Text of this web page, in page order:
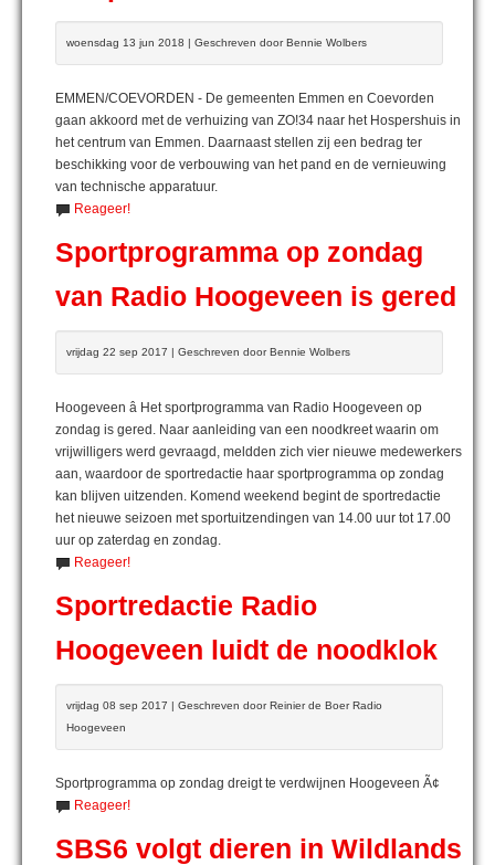
woensdag 13 jun 2018 | Geschreven door Bennie Wolbers
EMMEN/COEVORDEN - De gemeenten Emmen en Coevorden
gaan akkoord met de verhuizing van ZO!34 naar het Hospershuis in
het centrum van Emmen. Daarnaast stellen zij een bedrag ter
beschikking voor de verbouwing van het pand en de vernieuwing
van technische apparatuur.
Reageer!
Sportprogramma op zondag
van Radio Hoogeveen is gered
vrijdag 22 sep 2017 | Geschreven door Bennie Wolbers
Hoogeveen â Het sportprogramma van Radio Hoogeveen op
zondag is gered. Naar aanleiding van een noodkreet waarin om
vrijwilligers werd gevraagd, meldden zich vier nieuwe medewerkers
aan, waardoor de sportredactie haar sportprogramma op zondag
kan blijven uitzenden. Komend weekend begint de sportredactie
het nieuwe seizoen met sportuitzendingen van 14.00 uur tot 17.00
uur op zaterdag en zondag.
Reageer!
Sportredactie Radio
Hoogeveen luidt de noodklok
vrijdag 08 sep 2017 | Geschreven door Reinier de Boer Radio
Hoogeveen
Sportprogramma op zondag dreigt te verdwijnen Hoogeveen Ã¢
Reageer!
SBS6 volgt dieren in Wildlands